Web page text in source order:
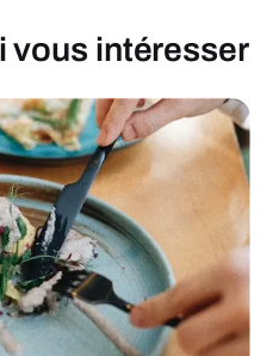
vous intéresser